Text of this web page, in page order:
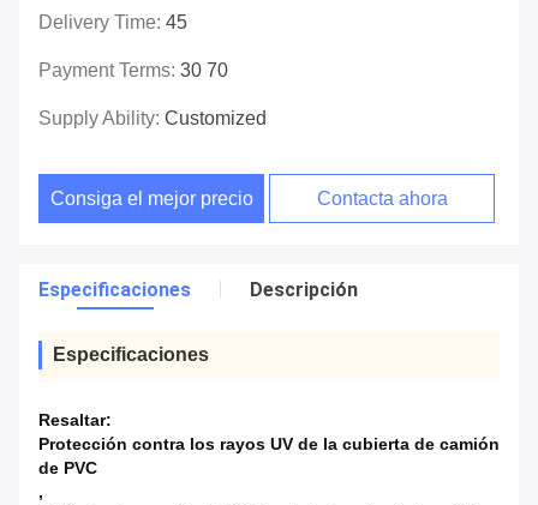
Delivery Time: 45
Payment Terms: 30 70
Supply Ability: Customized
Consiga el mejor precio Contacta ahora
Especificaciones Descripción
Especificaciones
Resaltar:
Protección contra los rayos UV de la cubierta de camión
de PVC
,